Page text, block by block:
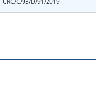
CRC/C/93/D/91/2019